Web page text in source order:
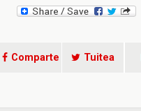
Comparte Tuitea